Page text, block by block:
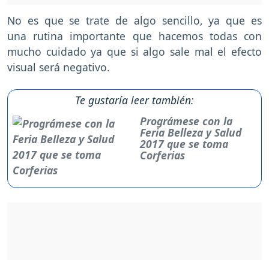
No es que se trate de algo sencillo, ya que es
una rutina importante que hacemos todas con
mucho cuidado ya que si algo sale mal el efecto
visual será negativo.
Te gustaría leer también:
Prográmese con la
Feria Belleza y Salud
2017 que se toma
Corferias